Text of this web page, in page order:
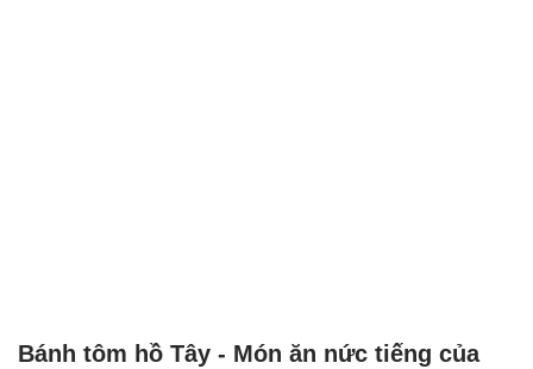
Bánh tôm hồ Tây - Món ăn nức tiếng của